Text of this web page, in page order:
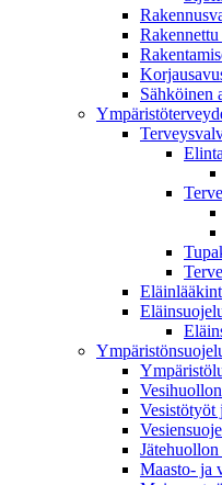
Sähköinen
Vesistötyöt
Maasto- ja